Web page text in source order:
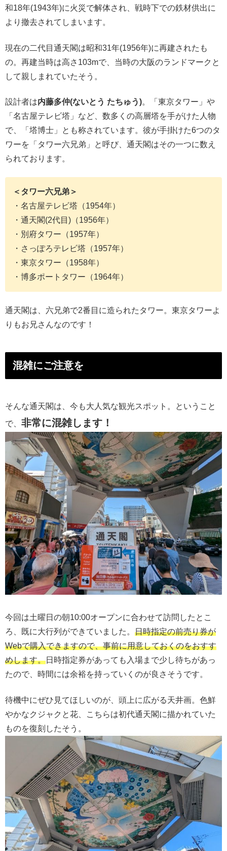
和18年(1943年)に火災で解体され、戦時下での鉄材供出に
より撤去されてしまいます。
現在の二代目通天閣は昭和31年(1956年)に再建されたも
の。再建当時は高さ103mで、当時の大阪のランドマークと
して親しまれていたそう。
設計者は内藤多仲(ないとう たちゅう)。「東京タワー」や
「名古屋テレビ塔」など、数多くの高層塔を手がけた人物
で、「塔博士」とも称されています。彼が手掛けた6つのタ
ワーを「タワー六兄弟」と呼び、通天閣はその一つに数え
られております。
＜タワー六兄弟＞
・名古屋テレビ塔（1954年）
・通天閣(2代目)（1956年）
・別府タワー（1957年）
・さっぽろテレビ塔（1957年）
・東京タワー（1958年）
・博多ポートタワー（1964年）
通天閣は、六兄弟で2番目に造られたタワー。東京タワーよ
りもお兄さんなのです！
混雑にご注意を
そんな通天閣は、今も大人気な観光スポット。ということ
で、 非常に混雑します！
今回は土曜日の朝10:00オープンに合わせて訪問したとこ
ろ、既に大行列ができていました。 日時指定の前売り券が
Webで購入できますので、事前に用意しておくのをおすす
めします。日時指定券があっても入場まで少し待ちがあっ
たので、時間には余裕を持っていくのが良さそうです。
待機中にぜひ見てほしいのが、頭上に広がる天井画。色鮮
やかなクジャクと花、こちらは初代通天閣に描かれていた
ものを復刻したそう。